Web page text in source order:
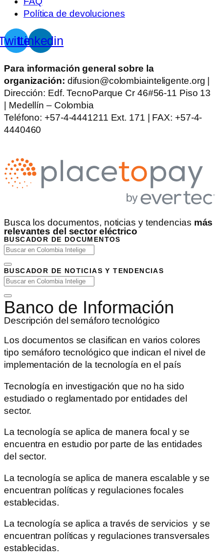
Política de devoluciones
Linkedin
Para información general sobre la
organización: difusion@colombiainteligente.org |
Dirección: Edf. TecnoParque Cr 46#56-11 Piso 13
| Medellín – Colombia
Teléfono: +57-4-4441211 Ext. 171 | FAX: +57-4-
4440460
Busca los documentos, noticias y tendencias más
relevantes del sector eléctrico
BUSCADOR DE DOCUMENTOS
BUSCADOR DE NOTICIAS Y TENDENCIAS
Banco de Información
Descripción del semáforo tecnológico
Los documentos se clasifican en varios colores
tipo semáforo tecnológico que indican el nivel de
implementación de la tecnología en el país
Tecnología en investigación que no ha sido
estudiado o reglamentado por entidades del
sector.
La tecnología se aplica de manera focal y se
encuentra en estudio por parte de las entidades
del sector.
La tecnología se aplica de manera escalable y se
encuentran políticas y regulaciones focales
establecidas.
La tecnología se aplica a través de servicios y se
encuentran políticas y regulaciones transversales
establecidas.